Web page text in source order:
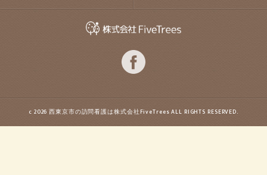
c 2026 西東京市の訪問看護は株式会社FiveTrees ALL RIGHTS RESERVED.